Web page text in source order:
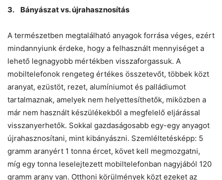
3. Bányászat vs. újrahasznosítás
A természetben megtalálható anyagok forrása véges, ezért
mindannyiunk érdeke, hogy a felhasznált mennyiséget a
lehető legnagyobb mértékben visszaforgassuk. A
mobiltelefonok rengeteg értékes összetevőt, többek közt
aranyat, ezüstöt, rezet, alumíniumot és palládiumot
tartalmaznak, amelyek nem helyettesíthetők, miközben a
már nem használt készülékekből a megfelelő eljárással
visszanyerhetők. Sokkal gazdaságosabb egy-egy anyagot
újrahasznosítani, mint kibányászni. Szemléltetésképp: 5
gramm aranyért 1 tonna ércet, követ kell megmozgatni,
míg egy tonna leselejtezett mobiltelefonban nagyjából 120
gramm arany van. Otthoni körülmények közt ezeket az